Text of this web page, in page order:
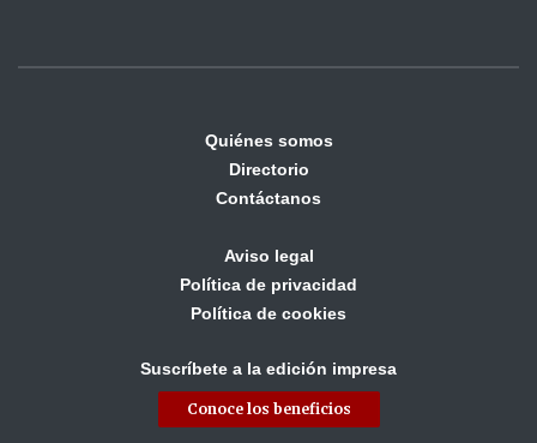
Quiénes somos
Directorio
Contáctanos
Aviso legal
Política de privacidad
Política de cookies
Suscríbete a la edición impresa
Conoce los beneficios